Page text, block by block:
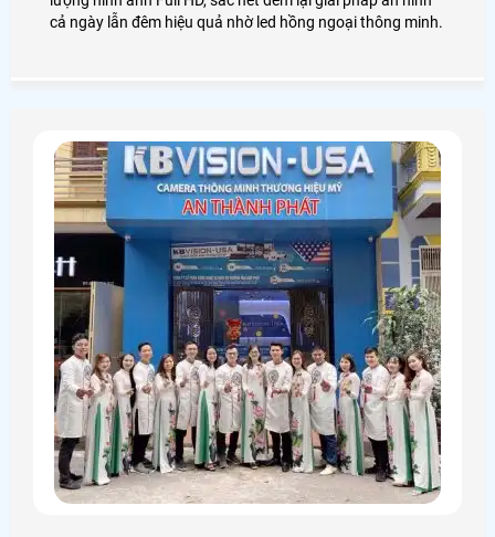
cả ngày lẫn đêm hiệu quả nhờ led hồng ngoại thông minh.